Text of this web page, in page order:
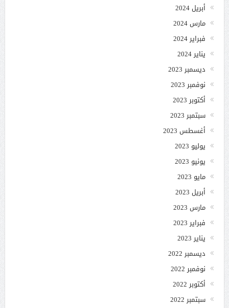
أبريل 2024
مارس 2024
فبراير 2024
يناير 2024
ديسمبر 2023
نوفمبر 2023
أكتوبر 2023
سبتمبر 2023
أغسطس 2023
يوليو 2023
يونيو 2023
مايو 2023
أبريل 2023
مارس 2023
فبراير 2023
يناير 2023
ديسمبر 2022
نوفمبر 2022
أكتوبر 2022
سبتمبر 2022